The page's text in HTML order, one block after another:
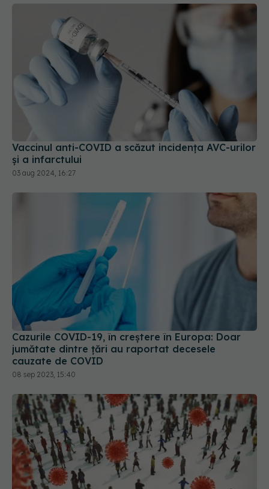
Vaccinul anti-COVID a scăzut incidența AVC-urilor
și a infarctului
03 aug 2024, 16:27
Cazurile COVID-19, în creștere în Europa: Doar
jumătate dintre țări au raportat decesele
cauzate de COVID
08 sep 2023, 15:40